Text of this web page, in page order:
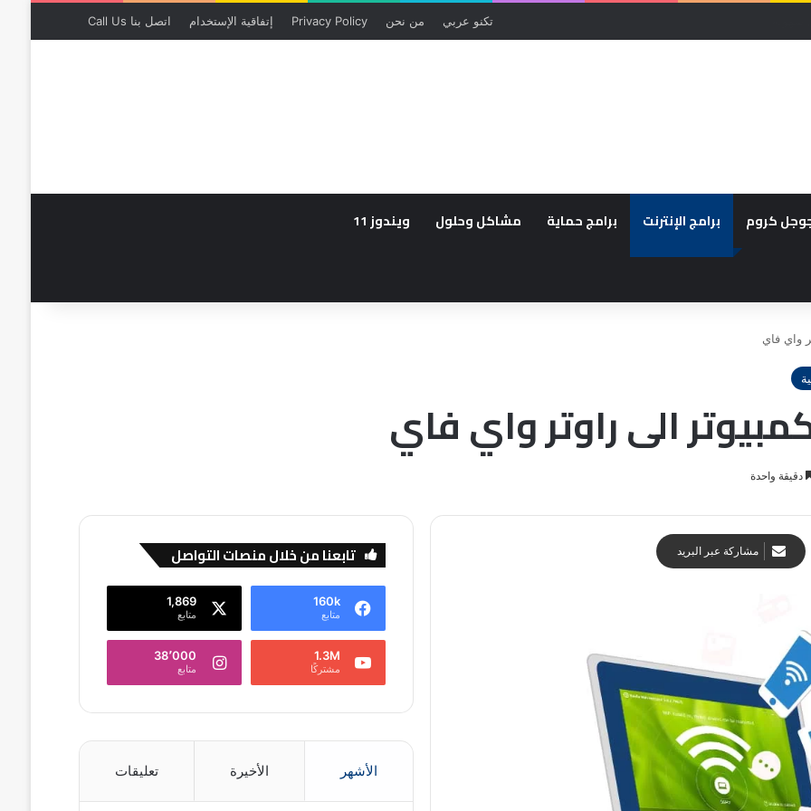
تكنو عربي من نحن Privacy Policy إتفاقية الإستخدام اتصل بنا Call Us
كروم برامج الإنترنت برامج حماية مشاكل وحلول ويندوز 11
واي فاي
الى راوتر واي فاي
دقيقة واحدة
مشاركة عبر البريد تابعنا من خلال منصات التواصل
160k
متابع
1,869
متابع
1.3M
مشتركًا
38٬000
متابع
الأشهر الأخيرة تعليقات